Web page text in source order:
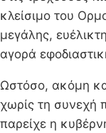
κλείσιμο του
μεγάλης,
αγορά
Ωστόσο, ακόμη
χωρίς τη συνεχή
παρείχε η